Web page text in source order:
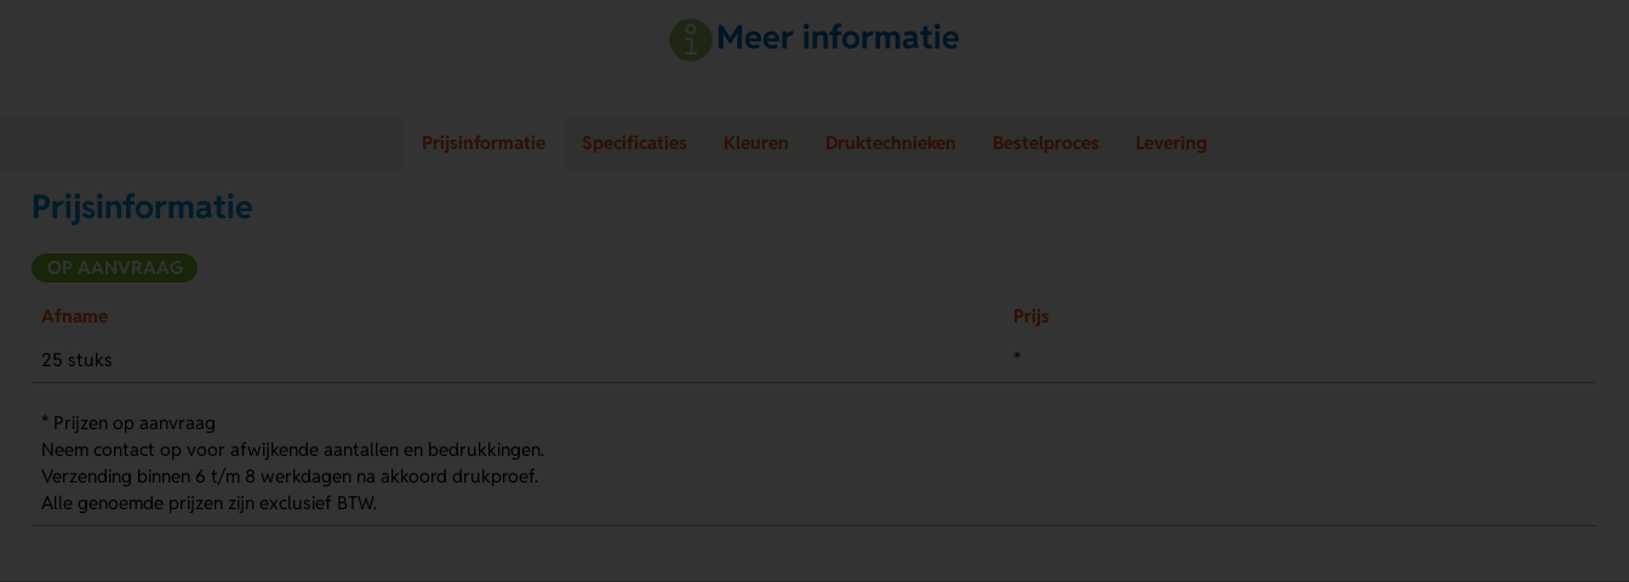
Meer informatie
Prijsinformatie Specificaties Kleuren Druktechnieken Bestelproces Levering
Prijsinformatie
OP AANVRAAG
Afname
Prijs
25 stuks
*
* Prijzen op aanvraag
Neem contact op voor afwijkende aantallen en bedrukkingen.
Verzending binnen 6 t/m 8 werkdagen na akkoord drukproef.
Alle genoemde prijzen zijn exclusief BTW.